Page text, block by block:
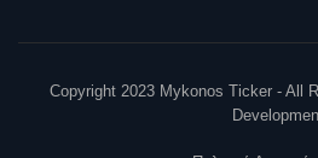
Copyright 2023 Mykonos Ticker - All